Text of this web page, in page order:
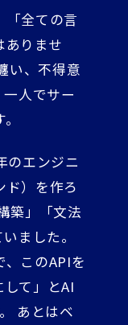
「全ての言
ありませ
い、不得意
人でサー
のエンジニ
ド）を作ろ
築」「文法
ました。
、このAPIを
て」とAI
あとはベ